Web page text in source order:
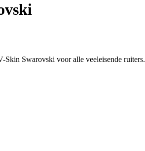
Skin Swarovski voor alle veeleisende ruiters.